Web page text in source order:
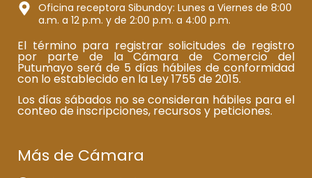
Oficina receptora Sibundoy: Lunes a Viernes de 8:00
a.m. a 12 p.m. y de 2:00 p.m. a 4:00 p.m.
El término para registrar solicitudes de registro
por parte de la Cámara de Comercio del
Putumayo será de 5 días hábiles de conformidad
con lo establecido en la Ley 1755 de 2015.
Los días sábados no se consideran hábiles para el
conteo de inscripciones, recursos y peticiones.
Más de Cámara